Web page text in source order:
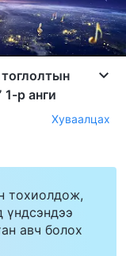
р анги
Хуваалцах
тохиолдож,
үндсэндээ
авч болох